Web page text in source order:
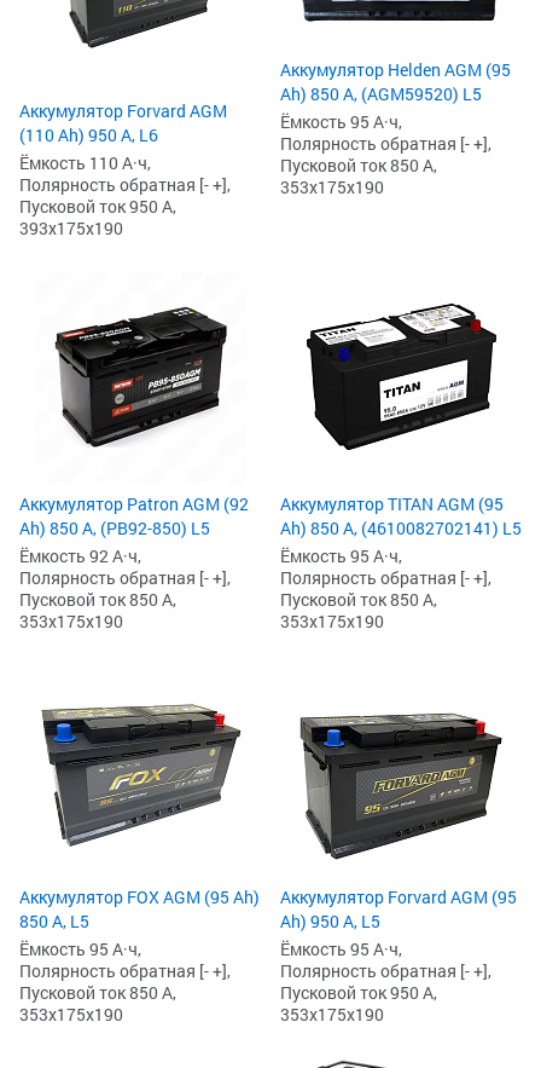
Аккумулятор Forvard AGM
(110 Ah) 950 А, L6
Ёмкость 110 А·ч,
Полярность обратная [- +],
Пусковой ток 950 А,
393x175x190
Аккумулятор Helden AGM (95
Ah) 850 А, (AGM59520) L5
Ёмкость 95 А·ч,
Полярность обратная [- +],
Пусковой ток 850 А,
353x175x190
Аккумулятор Patron AGM (92
Ah) 850 А, (PB92-850) L5
Ёмкость 92 А·ч,
Полярность обратная [- +],
Пусковой ток 850 А,
353x175x190
Аккумулятор TITAN AGM (95
Ah) 850 А, (4610082702141) L5
Ёмкость 95 А·ч,
Полярность обратная [- +],
Пусковой ток 850 А,
353x175x190
Аккумулятор FOX AGM (95 Ah)
850 А, L5
Ёмкость 95 А·ч,
Полярность обратная [- +],
Пусковой ток 850 А,
353x175x190
Аккумулятор Forvard AGM (95
Ah) 950 А, L5
Ёмкость 95 А·ч,
Полярность обратная [- +],
Пусковой ток 950 А,
353x175x190